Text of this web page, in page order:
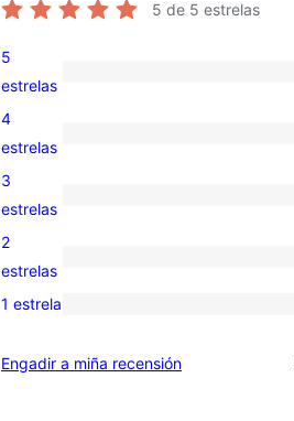
5 de 5 estrelas
1
valoración
de
5
estrelas
0
valoracións
de
4
estrelas
0
valoracións
de
3
estrelas
0
valoracións
2
2
estrelas
0
de
1 estrela
Engadir a miña recensión